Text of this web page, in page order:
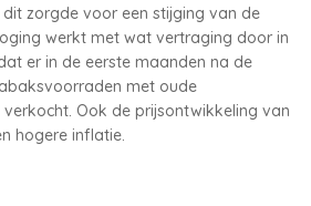
zorgde voor een stijging van de
werkt met wat vertraging door in
er in de eerste maanden na de
met oude
Ook de prijsontwikkeling van
hogere inflatie.